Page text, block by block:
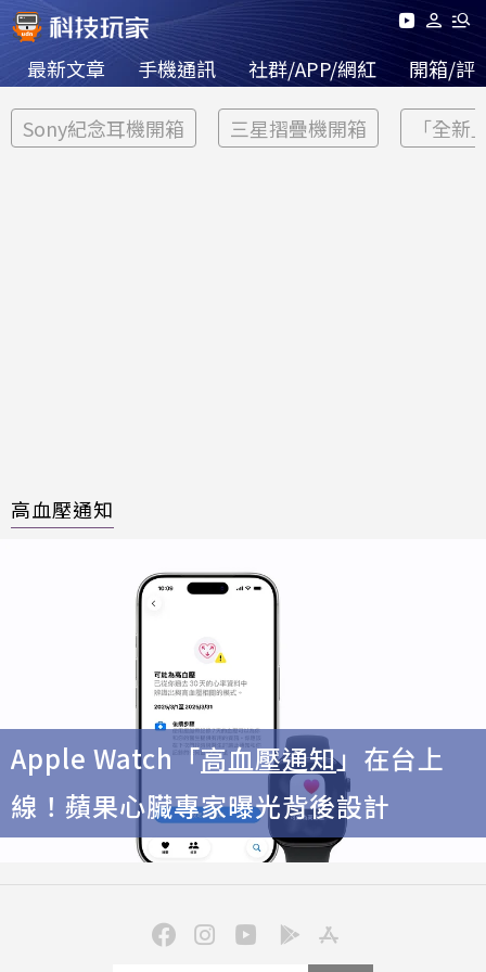
最新文章 手機通訊 社群/APP/網紅 開箱/評
Sony紀念耳機開箱 三星摺疊機開箱 「全新
高血壓通知
Apple Watch「高血壓通知」在台上
線！蘋果心臟專家曝光背後設計